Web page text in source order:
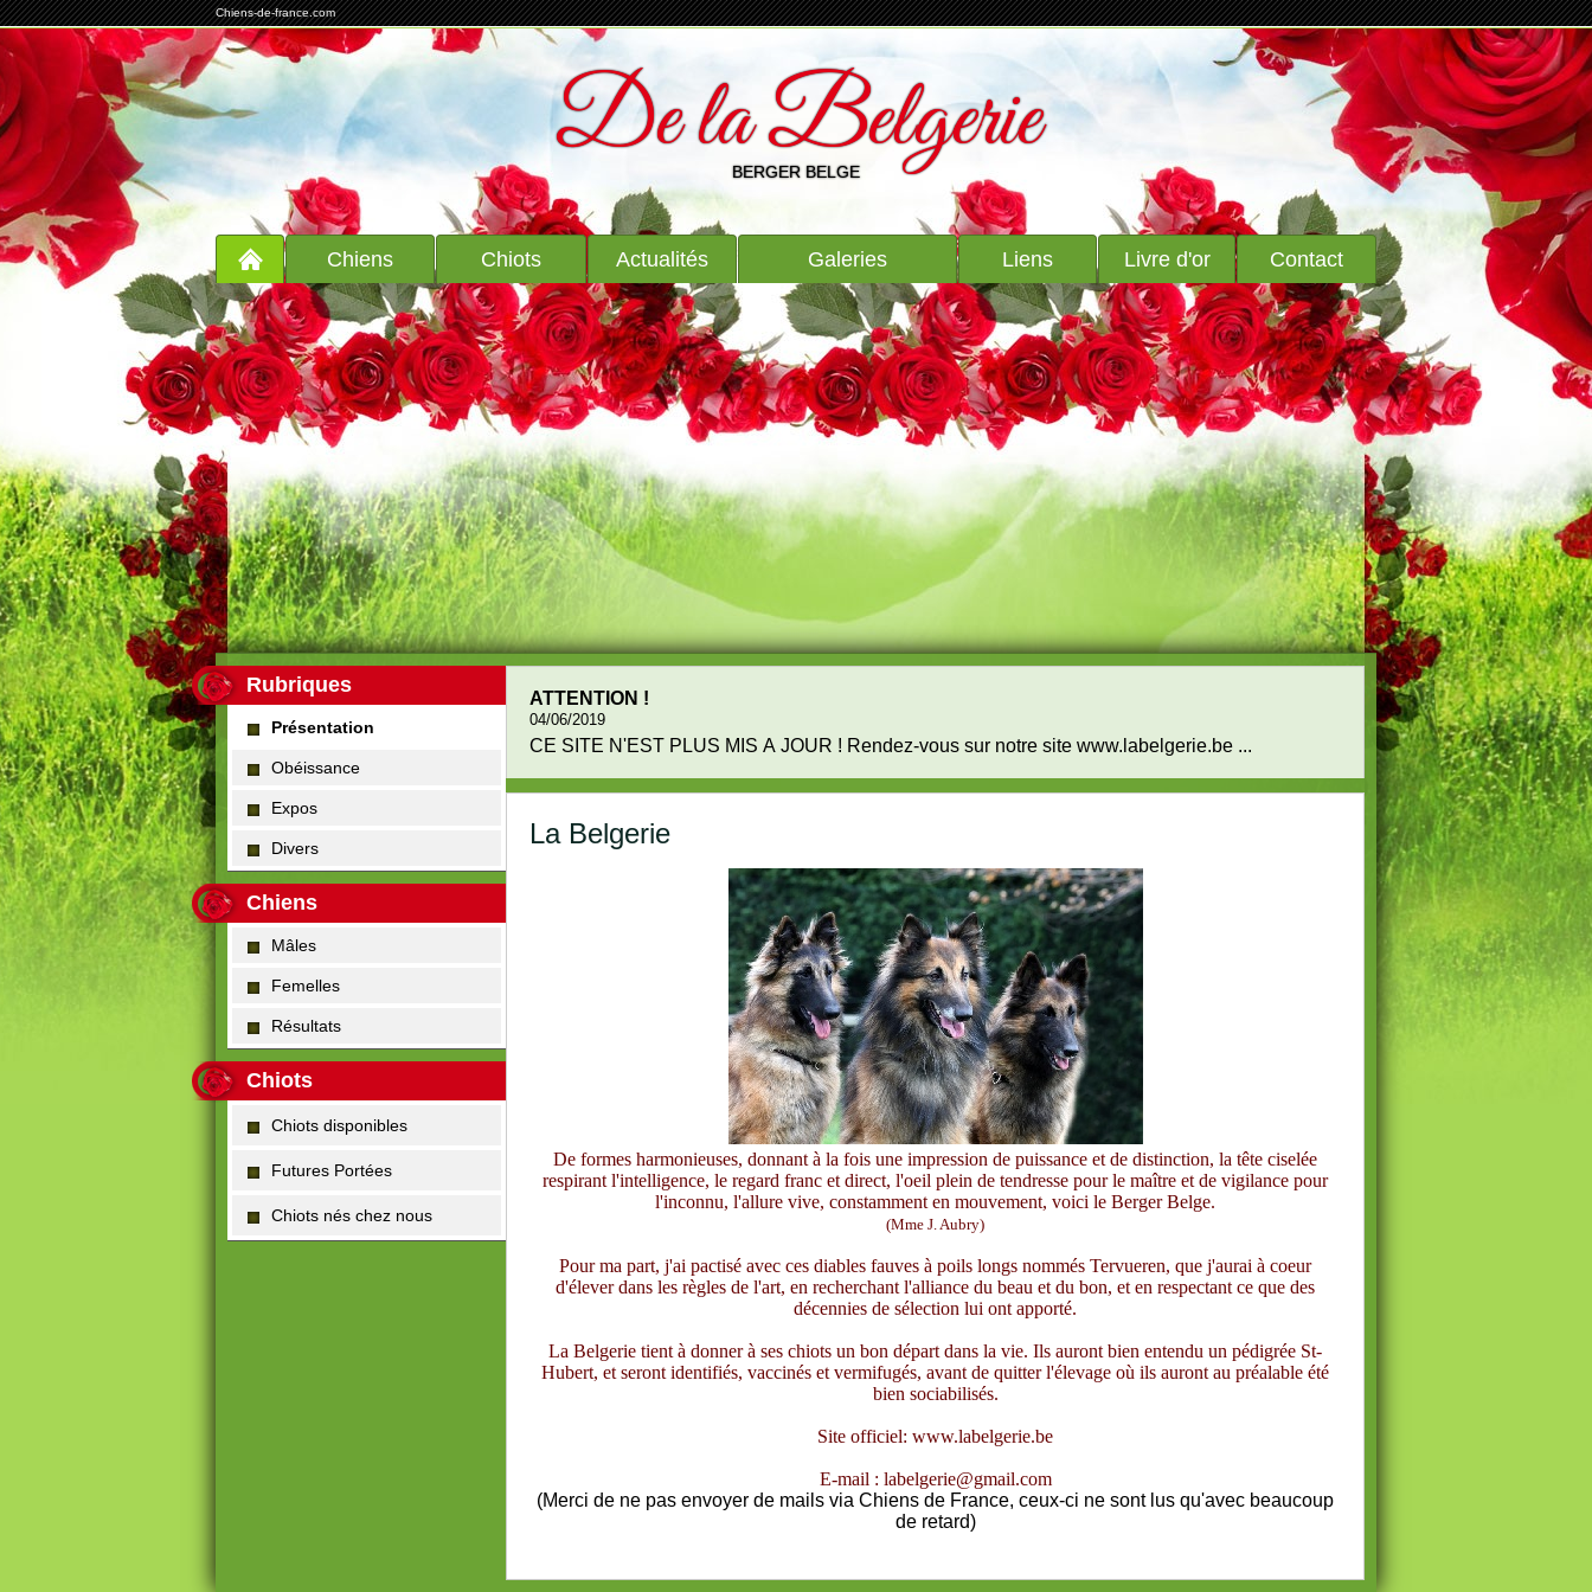
Chiens-de-france.com
De la Belgerie
BERGER BELGE
Chiens Chiots Actualités Galeries Liens Livre d'or Contact
Rubriques
Présentation
Obéissance
Expos
Divers
Chiens
Mâles
Femelles
Résultats
Chiots
Chiots disponibles
Futures Portées
Chiots nés chez nous
ATTENTION !
04/06/2019
CE SITE N'EST PLUS MIS A JOUR ! Rendez-vous sur notre site www.labelgerie.be ...
La Belgerie
De formes harmonieuses, donnant à la fois une impression de puissance et de distinction, la tête ciselée
respirant l'intelligence, le regard franc et direct, l'oeil plein de tendresse pour le maître et de vigilance pour
l'inconnu, l'allure vive, constamment en mouvement, voici le Berger Belge.
(Mme J. Aubry)
Pour ma part, j'ai pactisé avec ces diables fauves à poils longs nommés Tervueren, que j'aurai à coeur
d'élever dans les règles de l'art, en recherchant l'alliance du beau et du bon, et en respectant ce que des
décennies de sélection lui ont apporté.
La Belgerie tient à donner à ses chiots un bon départ dans la vie. Ils auront bien entendu un pédigrée St-
Hubert, et seront identifiés, vaccinés et vermifugés, avant de quitter l'élevage où ils auront au préalable été
bien sociabilisés.
Site officiel: www.labelgerie.be
E-mail : labelgerie@gmail.com
(Merci de ne pas envoyer de mails via Chiens de France, ceux-ci ne sont lus qu'avec beaucoup
de retard)